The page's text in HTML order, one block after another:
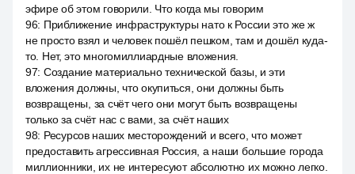
эфире об этом говорили. Что когда мы говорим
96: Приближение инфраструктуры нато к России это же ж
не просто взял и человек пошёл пешком, там и дошёл куда-
то. Нет, это многомиллиардные вложения.
97: Создание материально технической базы, и эти
вложения должны, что окупиться, они должны быть
возвращены, за счёт чего они могут быть возвращены
только за счёт нас с вами, за счёт наших
98: Ресурсов наших месторождений и всего, что может
предоставить агрессивная Россия, а наши большие города
миллионники, их не интересуют абсолютно их можно легко.